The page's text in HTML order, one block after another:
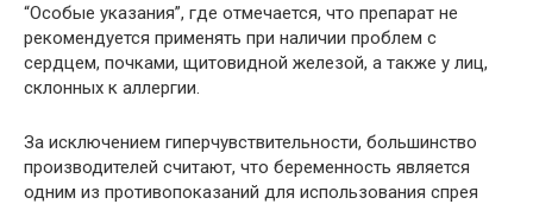
“Особые указания”, где отмечается, что препарат не
рекомендуется применять при наличии проблем с
сердцем, почками, щитовидной железой, а также у лиц,
склонных к аллергии.
За исключением гиперчувствительности, большинство
производителей считают, что беременность является
одним из противопоказаний для использования спрея